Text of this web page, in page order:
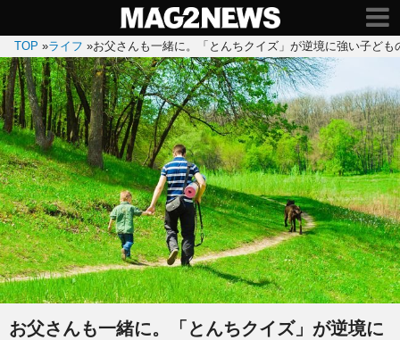
TOP »ライフ »お父さんも一緒に。「とんちクイズ」が逆境に強い子ども
お父さんも一緒に。「とんちクイズ」が逆境に